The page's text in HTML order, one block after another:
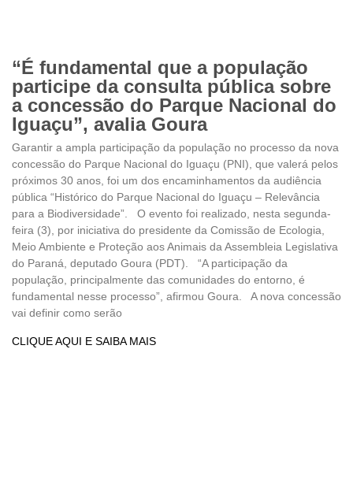
“É fundamental que a população
participe da consulta pública sobre
a concessão do Parque Nacional do
Iguaçu”, avalia Goura
Garantir a ampla participação da população no processo da nova
concessão do Parque Nacional do Iguaçu (PNI), que valerá pelos
próximos 30 anos, foi um dos encaminhamentos da audiência
pública “Histórico do Parque Nacional do Iguaçu – Relevância
para a Biodiversidade”. O evento foi realizado, nesta segunda-
feira (3), por iniciativa do presidente da Comissão de Ecologia,
Meio Ambiente e Proteção aos Animais da Assembleia Legislativa
do Paraná, deputado Goura (PDT). “A participação da
população, principalmente das comunidades do entorno, é
fundamental nesse processo”, afirmou Goura. A nova concessão
vai definir como serão
CLIQUE AQUI E SAIBA MAIS